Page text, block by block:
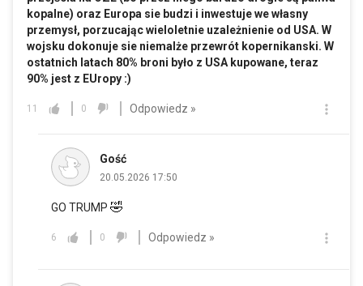
kopalne) oraz Europa sie budzi i inwestuje we własny
przemysł, porzucając wieloletnie uzależnienie od USA. W
wojsku dokonuje sie niemalże przewrót kopernikanski. W
ostatnich latach 80% broni było z USA kupowane, teraz
90% jest z EUropy :)
11 0 Odpowiedz »
Gość
20.05.2026 17:50
GO TRUMP 🤣
6 0 Odpowiedz »